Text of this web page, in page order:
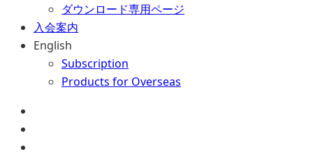
ダウンロード専用ページ
入会案内
English
Subscription
Products for Overseas